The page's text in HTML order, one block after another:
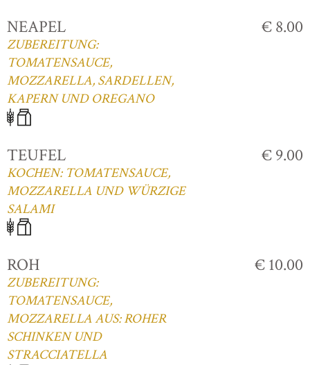
NEAPEL
ZUBEREITUNG:
TOMATENSAUCE,
MOZZARELLA, SARDELLEN,
KAPERN UND OREGANO
€ 8.00
TEUFEL
KOCHEN: TOMATENSAUCE,
MOZZARELLA UND WÜRZIGE
SALAMI
€ 9.00
ROH
ZUBEREITUNG:
TOMATENSAUCE,
MOZZARELLA AUS: ROHER
SCHINKEN UND
STRACCIATELLA
€ 10.00